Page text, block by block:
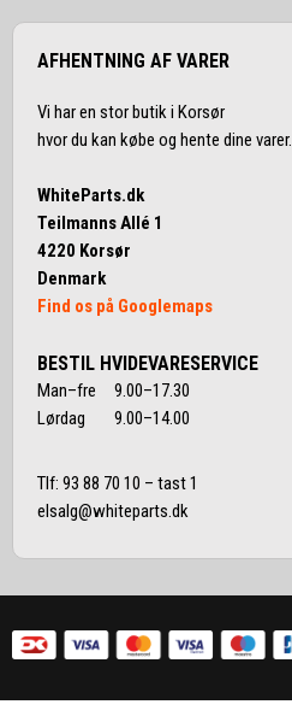
AFHENTNING AF VARER
Vi har en stor butik i Korsør
hvor du kan købe og hente dine varer.
WhiteParts.dk
Teilmanns Allé 1
4220 Korsør
Denmark
Find os på Googlemaps
BESTIL HVIDEVARESERVICE
Man–fre 9.00–17.30
Lørdag 9.00–14.00
Tlf: 93 88 70 10 – tast 1
elsalg@whiteparts.dk